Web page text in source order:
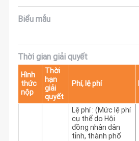
Biểu mẫu
Thời gian giải quyết
Hình
thức
nộp
Thời
hạn
giải
quyết
Phí, lệ phí
Lệ phí : (Mức lệ phí
cụ thể do Hội
đồng nhân dân
tỉnh, thành phố